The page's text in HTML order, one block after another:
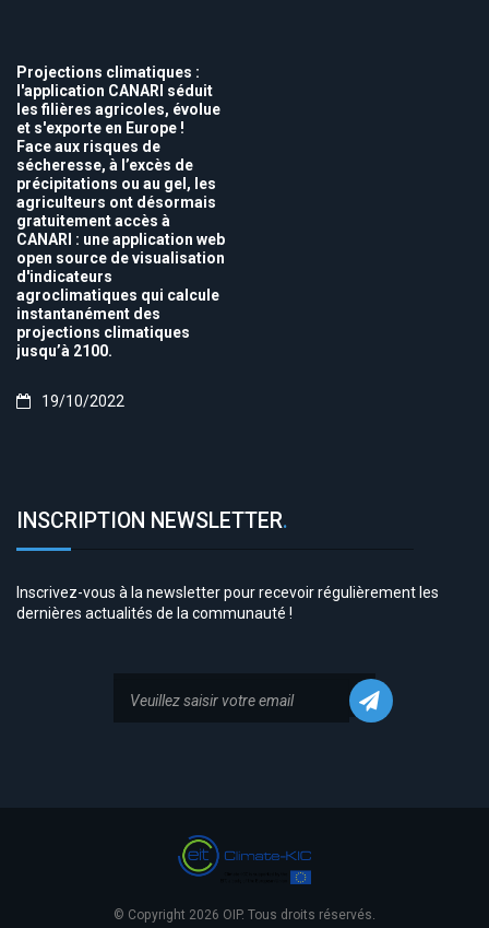
Projections climatiques :
l'application CANARI séduit
les filières agricoles, évolue
et s'exporte en Europe !
Face aux risques de
sécheresse, à l’excès de
précipitations ou au gel, les
agriculteurs ont désormais
gratuitement accès à
CANARI : une application web
open source de visualisation
d'indicateurs
agroclimatiques qui calcule
instantanément des
projections climatiques
jusqu’à 2100.
19/10/2022
INSCRIPTION NEWSLETTER.
Inscrivez-vous à la newsletter pour recevoir régulièrement les
dernières actualités de la communauté !
© Copyright 2026 OIP. Tous droits réservés.